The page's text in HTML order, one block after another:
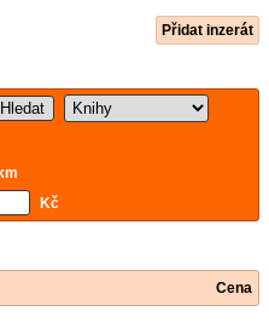
Přidat inzerát
Kč
Cena